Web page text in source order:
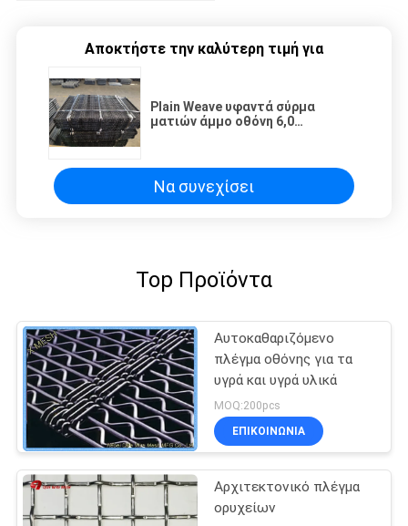
Αποκτήστε την καλύτερη τιμή για
Plain Weave υφαντά σύρμα
ματιών άμμο οθόνη 6,0
Να συνεχίσει
Top Προϊόντα
Αυτοκαθαριζόμενο
πλέγμα οθόνης για τα
υγρά και υγρά υλικά
MOQ:200pcs
ΕΠΙΚΟΙΝΩΝΊΑ
Αρχιτεκτονικό πλέγμα
ορυχείων